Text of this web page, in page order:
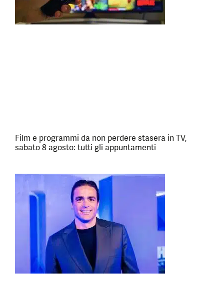
Film e programmi da non perdere stasera in TV,
sabato 8 agosto: tutti gli appuntamenti